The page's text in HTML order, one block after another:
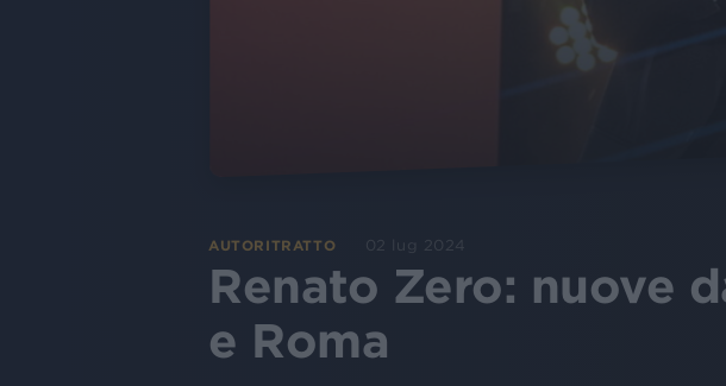
AUTORITRATTO 02 lug 2024
Renato Zero: nuove
e Roma